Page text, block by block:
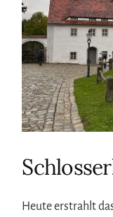
Heute erstrahlt